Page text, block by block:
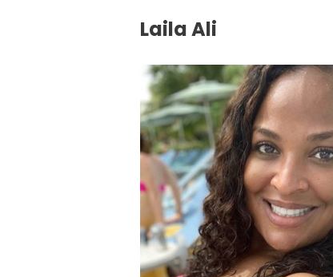
Laila Ali